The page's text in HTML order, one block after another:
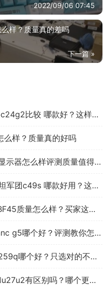
2022/09/06 07:45
样？质量真的差吗
下一篇 »
口碑评价熊猫ph24fa5和aoc24g2比较 哪款好？这样选不盲目
样？质量真的好吗
老司机分享AOCI960SRDA显示器怎么样评测质量值得买吗？
口碑评价创维g5af49c和泰坦军团c49s 哪款好用？这样选不盲目
「深度评测」显示器配件NBF45质量怎么样？买家这样说你还敢买吗？
深入解读易美逊g249g和sanc g5哪个好？评测教你怎么选
口碑评价华硕vg249q和vg259q哪个好？只选对的不选贵的
「必看报告」aocu27u2d和u27u2有区别吗？哪个更合适